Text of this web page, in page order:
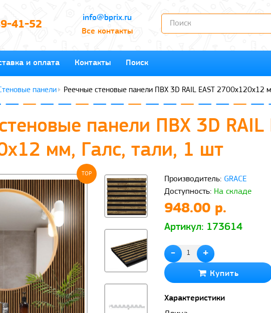
41-52
info@bprix.ru
Все контакты
и оплата Контакты Поиск
панели Реечные стеновые панели ПВХ 3D RAIL EAST 2700х120х12
панели ПВХ 3D RAIL
мм, Галс, тали, 1 шт
TOP
Производитель: GRACE
Доступность: На складе
948.00 р.
Артикул: 173614
- +
Купить
Характеристики